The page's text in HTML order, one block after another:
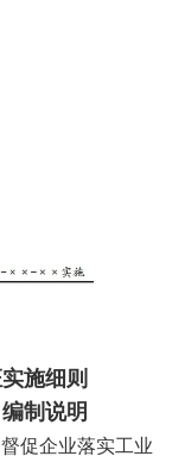
施细则
制说明
促企业落实工业